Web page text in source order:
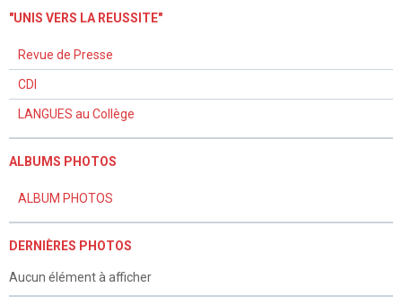
"UNIS VERS LA REUSSITE"
Revue de Presse
CDI
LANGUES au Collège
ALBUMS PHOTOS
ALBUM PHOTOS
DERNIÈRES PHOTOS
Aucun élément à afficher